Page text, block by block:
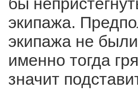
экипажа.
экипажа не
именно тогда
значит